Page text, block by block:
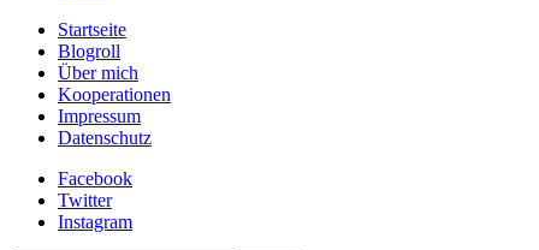
Startseite
Blogroll
Über mich
Kooperationen
Impressum
Datenschutz
Facebook
Twitter
Instagram